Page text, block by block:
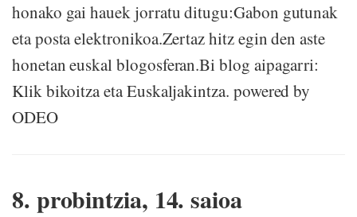
honako gai hauek jorratu ditugu:Gabon gutunak
eta posta elektronikoa.Zertaz hitz egin den aste
honetan euskal blogosferan.Bi blog aipagarri:
Klik bikoitza eta Euskaljakintza. powered by
ODEO
8. probintzia, 14. saioa